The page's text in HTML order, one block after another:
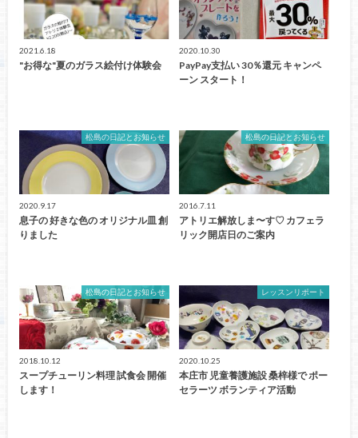
2021.6.18
"お得な"夏のガラス絵付け体験会
2020.10.30
PayPay支払い 30％還元 キャンペ
ーン スタート！
松島の日記とお知らせ
2020.9.17
息子の 好きな色の オリジナル皿 創
りました
松島の日記とお知らせ
2016.7.11
アトリエ解放しま〜す♡ カフェラ
リック開店日のご案内
松島の日記とお知らせ
2018.10.12
スープチューリン料理 試食会 開催
します！
レッスンリポート
2020.10.25
本庄市 児童養護施設 桑梓様で ポー
セラーツ ボランティア活動